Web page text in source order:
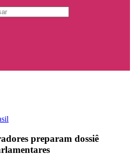
preparam dossiê